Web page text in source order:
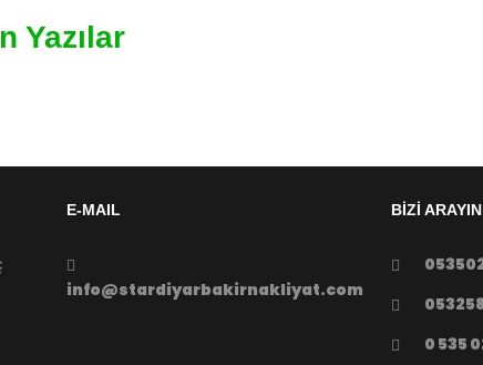
Yazılar
E-MAIL
info@stardiyarbakirnakliyat.com
BİZİ ARAYIN
0 535